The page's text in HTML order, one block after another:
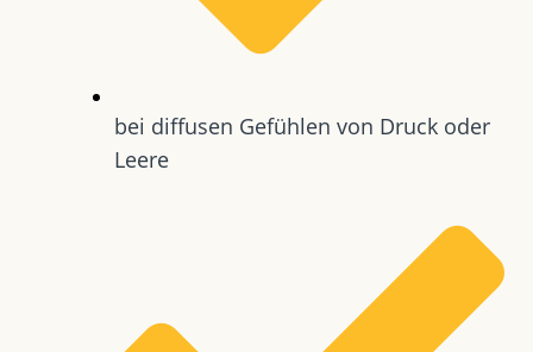
bei diffusen Gefühlen von Druck oder
Leere